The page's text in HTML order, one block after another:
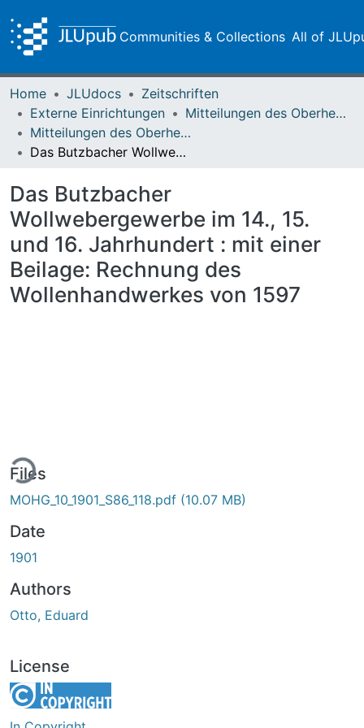
Communities & Collections All of
Home JLUdocs
Zeitschriften
Externe Einrichtungen
Mitteilungen des Oberhessischen Geschichtsvereins Gießen
Mitteilungen des Oberhessischen Geschichtsvereins Gießen Vol. 010 (1901)
Das Butzbacher Wollwebergewerbe im 14., 15. und 16. Jahrhundert : mit einer Beilage: Rechnung des Wollenhandwerkes von 1597
Das Butzbacher
Wollwebergewerbe im 14., 15.
und 16. Jahrhundert : mit einer
Beilage: Rechnung des
Wollenhandwerkes von 1597
Files
MOHG_10_1901_S86_118.pdf (10.07 MB)
Date
1901
Authors
Otto, Eduard
License